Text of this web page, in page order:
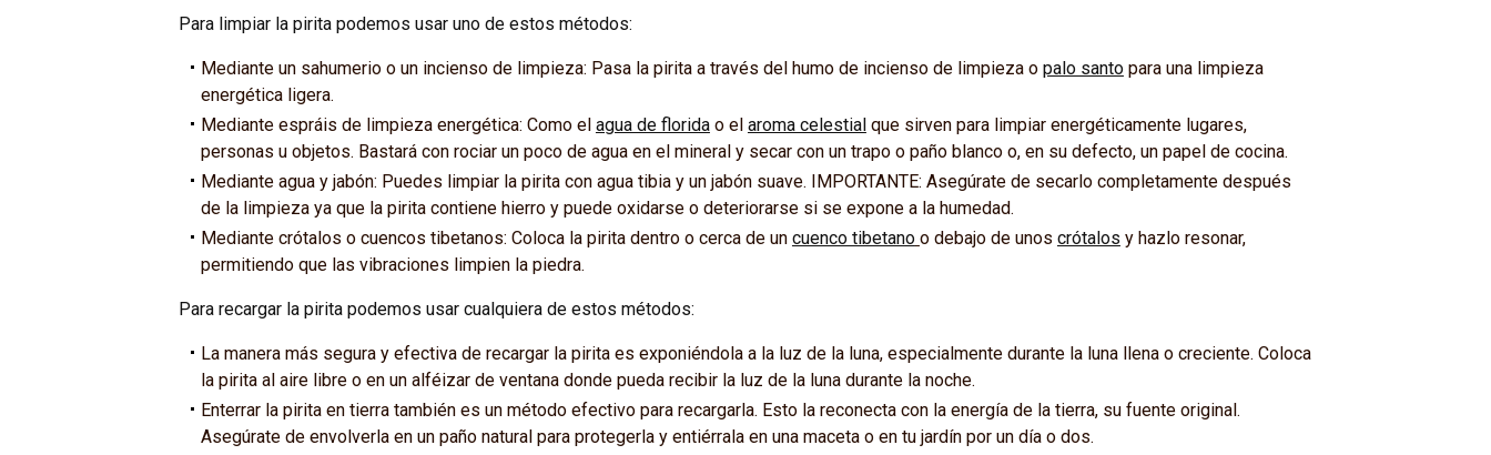
Para limpiar la pirita podemos usar uno de estos métodos:
Mediante un sahumerio o un incienso de limpieza: Pasa la pirita a través del humo de incienso de limpieza o palo santopara una limpieza
energética ligera.
Mediante espráis de limpieza energética: Como el agua de floridao el aroma celestialque sirven para limpiar energéticamente lugares,
personas u objetos. Bastará con rociar un poco de agua en el mineral y secar con un trapo o paño blanco o, en su defecto, un papel de cocina.
Mediante agua y jabón: Puedes limpiar la pirita con agua tibia y un jabón suave. IMPORTANTE: Asegúrate de secarlo completamente después
de la limpieza ya que la pirita contiene hierro y puede oxidarse o deteriorarse si se expone a la humedad.
Mediante crótalos o cuencos tibetanos: Coloca la pirita dentro o cerca de un cuenco tibetano o debajo de unos crótalos y hazlo resonar,
permitiendo que las vibraciones limpien la piedra.
Para recargar la pirita podemos usar cualquiera de estos métodos:
La manera más segura y efectiva de recargar la pirita es exponiéndola a la luz de la luna, especialmente durante la luna llena o creciente. Coloca
la pirita al aire libre o en un alféizar de ventana donde pueda recibir la luz de la luna durante la noche.
Enterrar la pirita en tierra también es un método efectivo para recargarla. Esto la reconecta con la energía de la tierra, su fuente original.
Asegúrate de envolverla en un paño natural para protegerla y entiérrala en una maceta o en tu jardín por un día o dos.